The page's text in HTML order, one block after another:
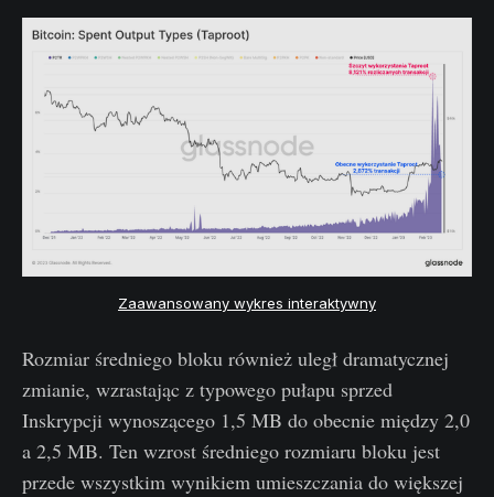
Zaawansowany wykres interaktywny
Rozmiar średniego bloku również uległ dramatycznej
zmianie, wzrastając z typowego pułapu sprzed
Inskrypcji wynoszącego 1,5 MB do obecnie między 2,0
a 2,5 MB. Ten wzrost średniego rozmiaru bloku jest
przede wszystkim wynikiem umieszczania do większej